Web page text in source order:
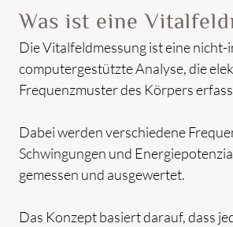
Was ist eine
Die Vitalfeldmessung ist eine nicht-
computergestützte Analyse, die
Frequenzmuster des Körpers
Dabei werden verschiedene
Schwingungen und
gemessen und ausgewertet.
Das Konzept basiert darauf, dass